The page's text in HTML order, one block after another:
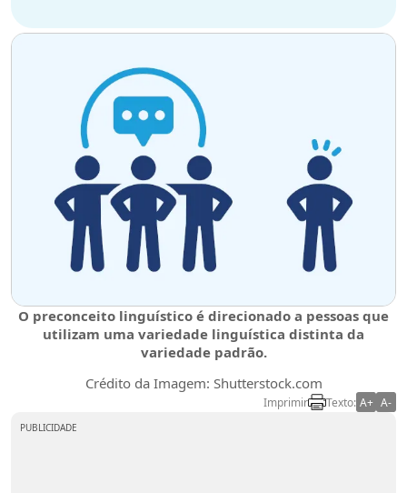
O preconceito linguístico é direcionado a pessoas que
utilizam uma variedade linguística distinta da
variedade padrão.
Crédito da Imagem: Shutterstock.com
Imprimir Texto: A+ A-
PUBLICIDADE